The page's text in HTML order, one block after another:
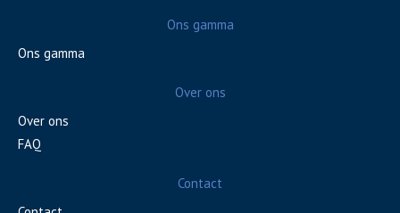
Ons gamma
Ons gamma
Over ons
Over ons
FAQ
Contact